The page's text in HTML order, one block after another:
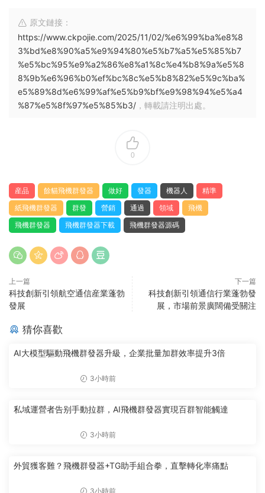
原文鏈接：
https://www.ckpojie.com/2025/11/02/%e6%99%ba%e8%8
3%bd%e8%90%a5%e9%94%80%e5%b7%a5%e5%85%b7
%e5%bc%95%e9%a2%86%e8%a1%8c%e4%b8%9a%e5%8
8%9b%e6%96%b0%ef%bc%8c%e5%b8%82%e5%9c%ba%
e5%89%8d%e6%99%af%e5%b9%bf%e9%98%94%e5%a4
%87%e5%8f%97%e5%85%b3/ ，轉載請注明出處。
0
産品 餘貓飛機群發器 做好 發器 機器人
精準
紙飛機群發器
群發 營銷 通過 領域
飛機
飛機群發器
飛機群發器下載 飛機群發器源碼
上一篇
科技創新引領航空通信産業蓬勃
發展
下一篇
科技創新引領通信行業蓬勃發
展，市場前景廣闊備受關注
猜你喜歡
AI大模型驅動飛機群發器升級，企業批量加群效率提升3倍
3小時前
私域運營者告别手動拉群，AI飛機群發器實現百群智能觸達
3小時前
外貿獲客難？飛機群發器+TG助手組合拳，直擊轉化率痛點
3小時前